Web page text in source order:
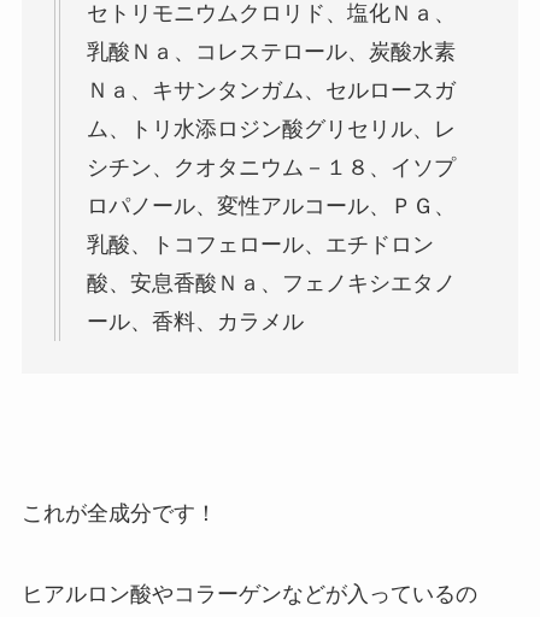
セトリモニウムクロリド、塩化Ｎａ、
乳酸Ｎａ、コレステロール、炭酸水素
Ｎａ、キサンタンガム、セルロースガ
ム、トリ水添ロジン酸グリセリル、レ
シチン、クオタニウム－１８、イソプ
ロパノール、変性アルコール、ＰＧ、
乳酸、トコフェロール、エチドロン
酸、安息香酸Ｎａ、フェノキシエタノ
ール、香料、カラメル
これが全成分です！
ヒアルロン酸やコラーゲンなどが入っているの